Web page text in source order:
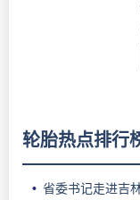
轮胎热点排行
省委书记走进吉